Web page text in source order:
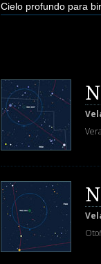
Cielo profundo para